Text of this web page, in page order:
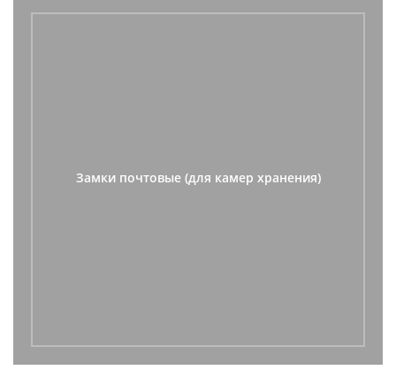
Замки почтовые (для камер хранения)